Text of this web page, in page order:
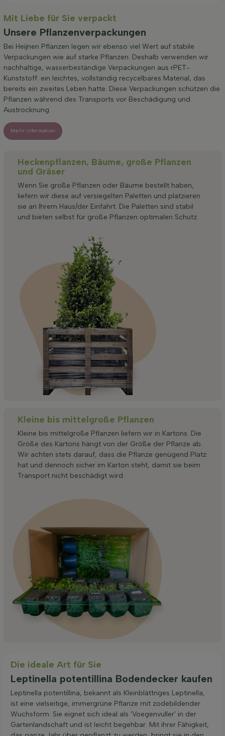
Mit Liebe für Sie verpackt
Unsere Pflanzenverpackungen
Bei Heijnen Pflanzen legen wir ebenso viel Wert auf stabile
Verpackungen wie auf starke Pflanzen. Deshalb verwenden wir
nachhaltige, wasserbeständige Verpackungen aus rPET-
Kunststoff: ein leichtes, vollständig recycelbares Material, das
bereits ein zweites Leben hatte. Diese Verpackungen schützen die
Pflanzen während des Transports vor Beschädigung und
Austrocknung.
Mehr information
Heckenpflanzen, Bäume, große Pflanzen
und Gräser
Wenn Sie große Pflanzen oder Bäume bestellt haben,
liefern wir diese auf versiegelten Paletten und platzieren
sie an Ihrem Haus/der Einfahrt. Die Paletten sind stabil
und bieten selbst für große Pflanzen optimalen Schutz.
Kleine bis mittelgroße Pflanzen
Kleine bis mittelgroße Pflanzen liefern wir in Kartons. Die
Größe des Kartons hängt von der Größe der Pflanze ab.
Wir achten stets darauf, dass die Pflanze genügend Platz
hat und dennoch sicher im Karton steht, damit sie beim
Transport nicht beschädigt wird.
Die ideale Art für Sie
Leptinella potentillina Bodendecker kaufen
Leptinella potentillina, bekannt als Kleinblättriges Leptinella,
ist eine vielseitige, immergrüne Pflanze mit zodebildender
Wuchsform. Sie eignet sich ideal als 'Voegenvuller' in der
Gartenlandschaft und ist leicht begehbar. Mit ihrer Fähigkeit,